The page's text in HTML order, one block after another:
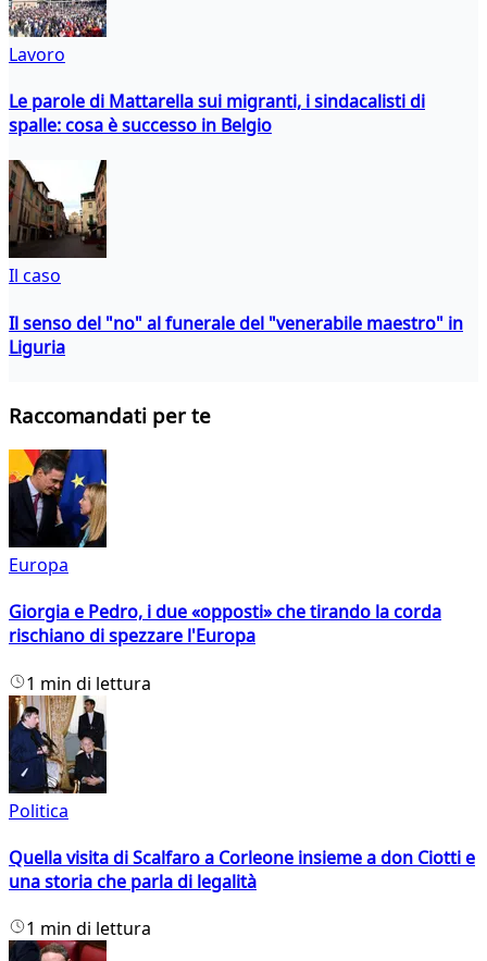
Lavoro
Le parole di Mattarella sui migranti, i sindacalisti di
spalle: cosa è successo in Belgio
Il caso
Il senso del "no" al funerale del "venerabile maestro" in
Liguria
Raccomandati per te
Europa
Giorgia e Pedro, i due «opposti» che tirando la corda
rischiano di spezzare l'Europa
1 min di lettura
Politica
Quella visita di Scalfaro a Corleone insieme a don Ciotti e
una storia che parla di legalità
1 min di lettura